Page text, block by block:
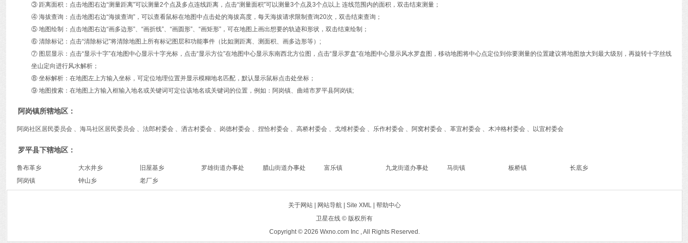
③ 距离面积：点击地图右边“测量距离”可以测量2个点及多点连线距离，点击“测量面积”可以测量3个点及3个点以上 连线范围内的面积，双击结束测量；
④ 海拔查询：点击地图右边“海拔查询”，可以查看鼠标在地图中点击处的海拔高度，每天海拔请求限制查询20次，双击结束查询；
⑤ 地图绘制：点击地图右边“画多边形”、“画折线”、“画圆形”、“画矩形”，可在地图上画出想要的轨迹和形状，双击结束绘制；
⑥ 清除标记：点击“清除标记”将清除地图上所有标记图层和功能事件（比如测距离、测面积、画多边形等）;
⑦ 图层显示：点击“显示十字”在地图中心显示十字光标，点击“显示方位”在地图中心显示东南西北方位图，点击“显示罗盘”在地图中心显示风水罗盘图，移动地图将中心点定位到你要测量的位置建议将地图放大到最大级别，再旋转十字丝线
坐山定向进行风水解析；
⑧ 坐标解析：在地图左上方输入坐标，可定位地理位置并显示模糊地名匹配，默认显示鼠标点击处坐标；
⑨ 地图搜索：在地图上方输入框输入地名或关键词可定位该地名或关键词的位置，例如：阿岗镇、曲靖市罗平县阿岗镇;
阿岗镇所辖地区：
阿岗社区居民委员会 、海马社区居民委员会 、法郎村委会 、洒古村委会 、岗德村委会 、捏恰村委会 、高桥村委会 、戈维村委会 、乐作村委会 、阿窝村委会 、革宜村委会 、木冲格村委会 、以宜村委会
罗平县下辖地区：
鲁布革乡 大水井乡 旧屋基乡 罗雄街道办事处 腊山街道办事处 富乐镇 九龙街道办事处 马街镇 板桥镇
长底乡
阿岗镇
钟山乡 老厂乡
关于网站 | 网站导航| Site XML| 帮助中心
卫星在线 © 版权所有
Copyright © 2026 Wxno.com Inc , All Rights Reserved.